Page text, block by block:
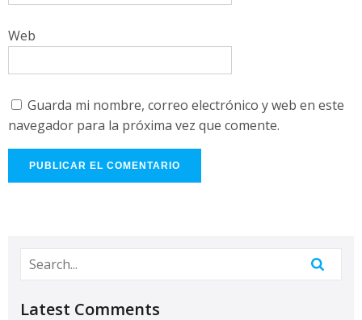
Web
Guarda mi nombre, correo electrónico y web en este
navegador para la próxima vez que comente.
Latest Comments